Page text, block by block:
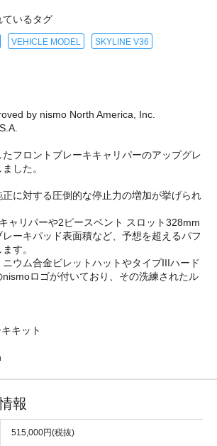
ているタグ
VEHICLE MODEL SKYLINE V36
by nismo North America, Inc.
フロントブレーキキャリパーのアップグレ
した。
に対する圧倒的な停止力の増加が挙げられ
ャリパーや2ピースベント スロット328mm
ーキパッド表面積など、予想を超えるパフ
す。
ニウム合金ビレットハットやタイプIIIハード
ロゴが付いており、その洗練されたル
キット
報
515,000円(税抜)